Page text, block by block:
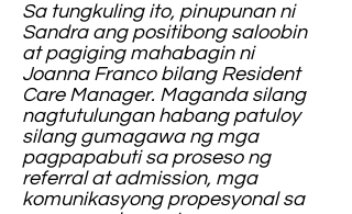
Sa tungkuling ito, pinupunan ni
Sandra ang positibong saloobin
at pagiging mahabagin ni
Joanna Franco bilang Resident
Care Manager. Maganda silang
nagtutulungan habang patuloy
silang gumagawa ng mga
pagpapabuti sa proseso ng
referral at admission, mga
komunikasyong propesyonal sa